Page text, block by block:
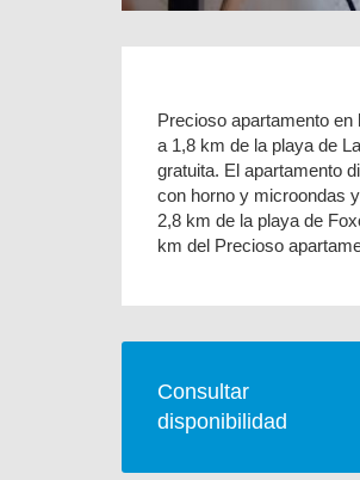
Precioso apartamento
a 1,8 km de la playa de
gratuita. El apartamento
con horno y microondas
2,8 km de la playa de
km del Precioso
Consultar
disponibilidad